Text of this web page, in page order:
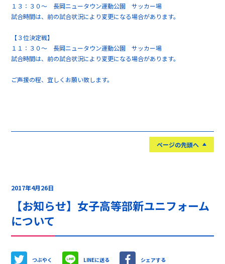
１３：３０～ 長岡ニュータウン運動公園 サッカー場
試合時間は、前の試合状況により変更になる場合があります。
【３位決定戦】
１１：３０～ 長岡ニュータウン運動公園 サッカー場
試合時間は、前の試合状況により変更になる場合があります。
ご声援の程、宜しくお願い致します。
ページの先頭へ
2017年4月26日
【お知らせ】女子高等部新ユニフォーム
について
つぶやく LINEに送る シェアする